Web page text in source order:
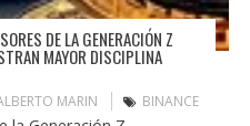
DE LA GENERACIÓN Z
MAYOR DISCIPLINA
MARIN BINANCE